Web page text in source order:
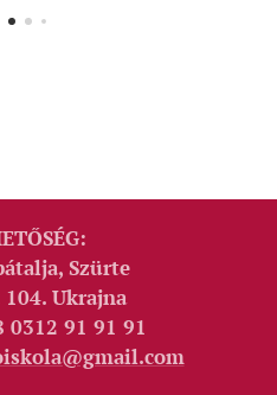
Szürte
Ukrajna
0312 91 91 91